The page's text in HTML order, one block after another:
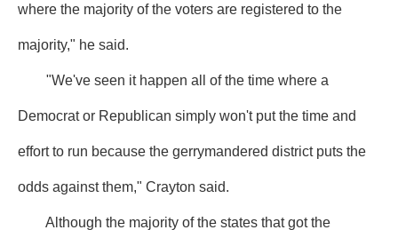
where the majority of the voters are registered to the
majority," he said.
"We've seen it happen all of the time where a
Democrat or Republican simply won't put the time and
effort to run because the gerrymandered district puts the
odds against them," Crayton said.
Although the majority of the states that got the